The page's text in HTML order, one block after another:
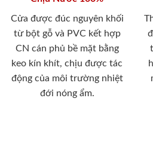
Cửa được đúc nguyên khối
từ bột gỗ và PVC kết hợp
CN cán phủ bề mặt bằng
keo kín khít, chịu được tác
động của môi trường nhiệt
đới nóng ẩm.